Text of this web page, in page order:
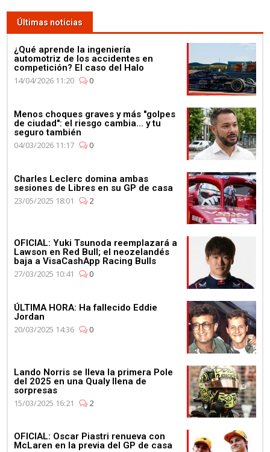
Últimas noticias
¿Qué aprende la ingeniería
automotriz de los accidentes en
competición? El caso del Halo
14/04/2026 11:20
0
Menos choques graves y más "golpes
de ciudad": el riesgo cambia... y tu
seguro también
04/03/2026 11:17
0
Charles Leclerc domina ambas
sesiones de Libres en su GP de casa
23/05/2025 18:01
2
OFICIAL: Yuki Tsunoda reemplazará a
Lawson en Red Bull; el neozelandés
baja a VisaCashApp Racing Bulls
27/03/2025 10:41
0
ÚLTIMA HORA: Ha fallecido Eddie
Jordan
20/03/2025 14:36
0
Lando Norris se lleva la primera Pole
del 2025 en una Qualy llena de
sorpresas
15/03/2025 16:21
2
OFICIAL: Oscar Piastri renueva con
McLaren en la previa del GP de casa